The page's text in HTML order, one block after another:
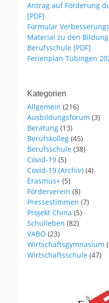
Antrag auf Förderung
[PDF]
Formular
Material zu den
Berufsschule [PDF]
Ferienplan Tübingen
Kategorien
Allgemein (216)
Ausbildungsforum (3)
Beratung (13)
Berufskolleg (45)
Berufsschule (38)
Covid-19 (5)
Covid-19 (Archiv) (4)
Erasmus+ (5)
Förderverein (8)
Pressestimmen (7)
Projekt China (5)
Schulleben (82)
VABO (23)
Wirtschaftsgymnasium
Wirtschaftsschule (47)